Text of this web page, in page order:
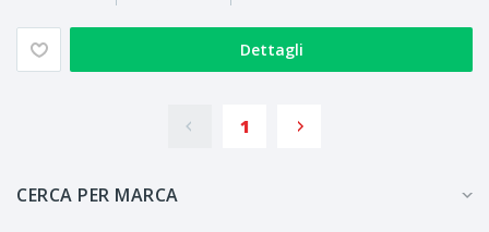
Dettagli
1
CERCA PER MARCA